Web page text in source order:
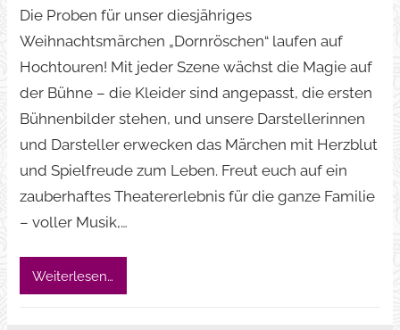
Die Proben für unser diesjähriges
Weihnachtsmärchen „Dornröschen“ laufen auf
Hochtouren! Mit jeder Szene wächst die Magie auf
der Bühne – die Kleider sind angepasst, die ersten
Bühnenbilder stehen, und unsere Darstellerinnen
und Darsteller erwecken das Märchen mit Herzblut
und Spielfreude zum Leben. Freut euch auf ein
zauberhaftes Theatererlebnis für die ganze Familie
– voller Musik,…
Weiterlesen…